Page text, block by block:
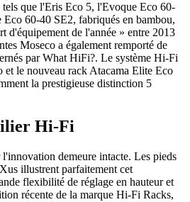
tels que l'Eris Eco 5, l'Evoque Eco 60-
60-40 SE2, fabriqués en bambou,
d'équipement de l'année » entre 2013
Moseco a également remporté de
par What HiFi?. Le système Hi-Fi
le nouveau rack Atacama Elite Eco
la prestigieuse distinction 5
Hi-Fi
demeure intacte. Les pieds
illustrent parfaitement cet
flexibilité de réglage en hauteur et
récente de la marque Hi-Fi Racks,